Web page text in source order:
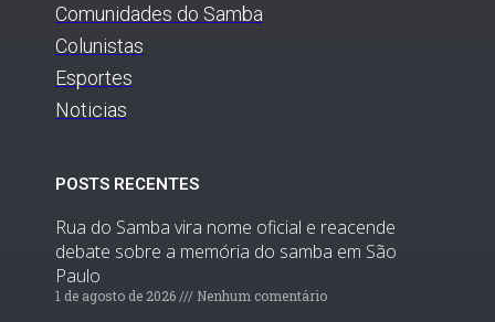
Comunidades do Samba
Colunistas
Esportes
Noticias
POSTS RECENTES
Rua do Samba vira nome oficial e reacende
debate sobre a memória do samba em São
Paulo
1 de agosto de 2026 Nenhum comentário